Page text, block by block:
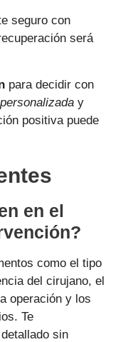
seguro con
será
para decidir con
y
positiva puede
en el
como el tipo
del cirujano, el
operación y los
Te
sin